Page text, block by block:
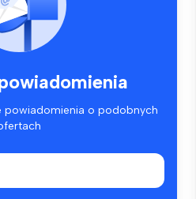
powiadomienia o podobnych